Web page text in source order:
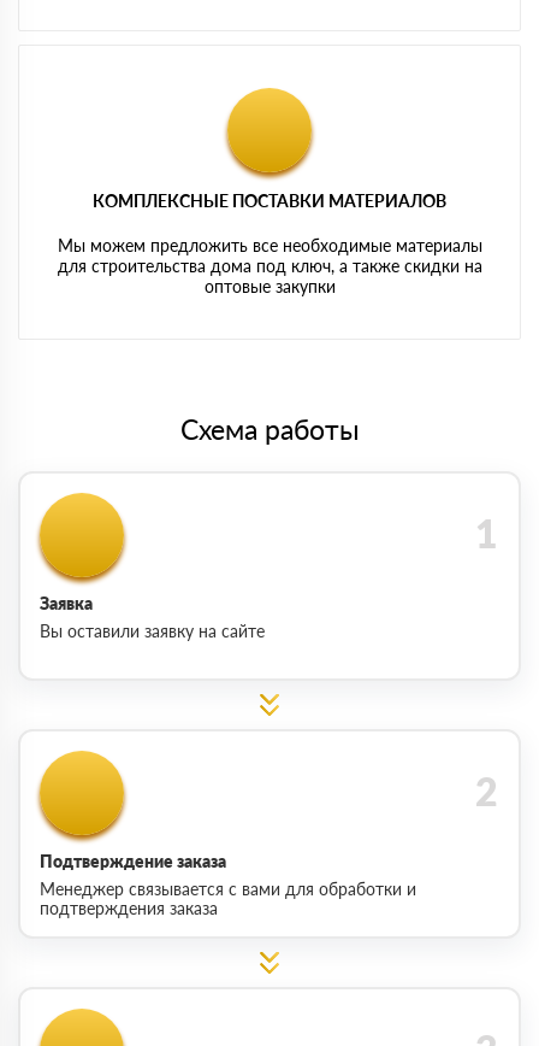
КОМПЛЕКСНЫЕ ПОСТАВКИ МАТЕРИАЛОВ
Мы можем предложить все необходимые материалы
для строительства дома под ключ, а также скидки на
оптовые закупки
Схема работы
Заявка
Вы оставили заявку на сайте
Подтверждение заказа
Менеджер связывается с вами для обработки и
подтверждения заказа